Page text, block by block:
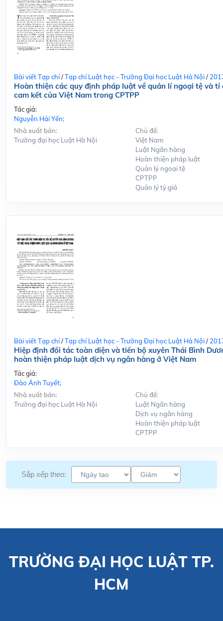
Bài viết Tạp chí/Tạp chí Luật học - Trường Đại học Luật Hà Nội/
Hoàn thiện các quy định pháp luật về quản lí ngoại tệ và tỉ
cam kết của Việt Nam trong CPTPP
Tác giả:
Nguyễn Hải Yến;
Nhà xuất bản:
Trường đại học Luật Hà Nội
Chủ đề:
Việt Nam
Luật Ngân hàng
Hoàn thiện pháp luật
Quản lý ngoại tệ
CPTPP
Quản lý tỷ giá
Bài viết Tạp chí/Tạp chí Luật học - Trường Đại học Luật Hà Nội/
Hiệp định đối tác toàn diện và tiến bộ xuyên Thái Bình
hoàn thiện pháp luật dịch vụ ngân hàng ở Việt Nam
Tác giả:
Đào Ánh Tuyết;
Nhà xuất bản:
Trường đại học Luật Hà Nội
Chủ đề:
Luật Ngân hàng
Dịch vụ ngân hàng
Hoàn thiện pháp luật
CPTPP
Sắp xếp theo:
TRƯỜNG ĐẠI HỌC LUẬT TP.
HCM